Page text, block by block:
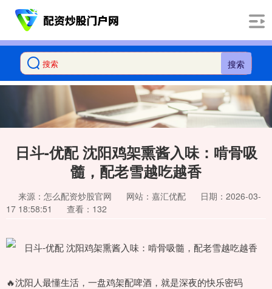
搜索
日斗-优配 沈阳鸡架熏酱入味：啃骨吸
髓，配老雪越吃越香
来源：怎么配资炒股官网 网站：嘉汇优配
日期：2026-03-
17 18:58:51
查看：132
🔥沈阳人最懂生活，一盘鸡架配啤酒，就是深夜的快乐密码